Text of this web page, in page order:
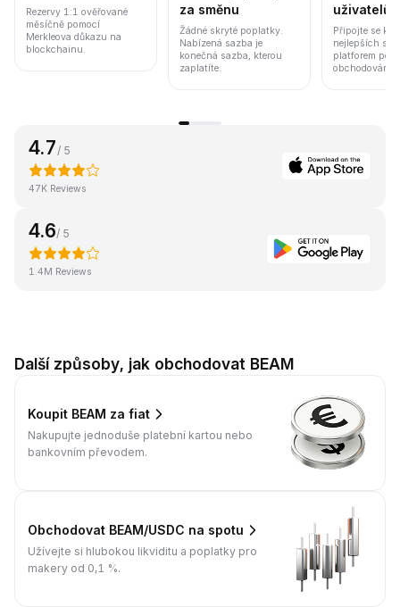
Rezervy 1:1 ověřované
měsíčně pomocí
Merkleova důkazu na
blockchainu.
za směnu
Žádné skryté poplatky.
Nabízená sazba je
konečná sazba, kterou
zaplatíte.
uživatelů
Připojte se k
nejlepších
platforem
obchodování
4.7 / 5
47K Reviews
4.6/ 5
1.4M Reviews
Další způsoby, jak obchodovat BEAM
Koupit BEAM za fiat
Nakupujte jednoduše platební kartou nebo
bankovním převodem.
Obchodovat BEAM/USDC na spotu
Užívejte si hlubokou likviditu a poplatky pro
makery od 0,1 %.